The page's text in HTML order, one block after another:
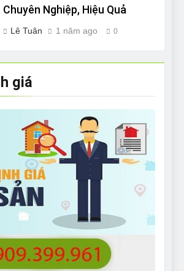
Chuyên Nghiệp, Hiệu Quả
Lê Tuân 1 năm ago 0
giá